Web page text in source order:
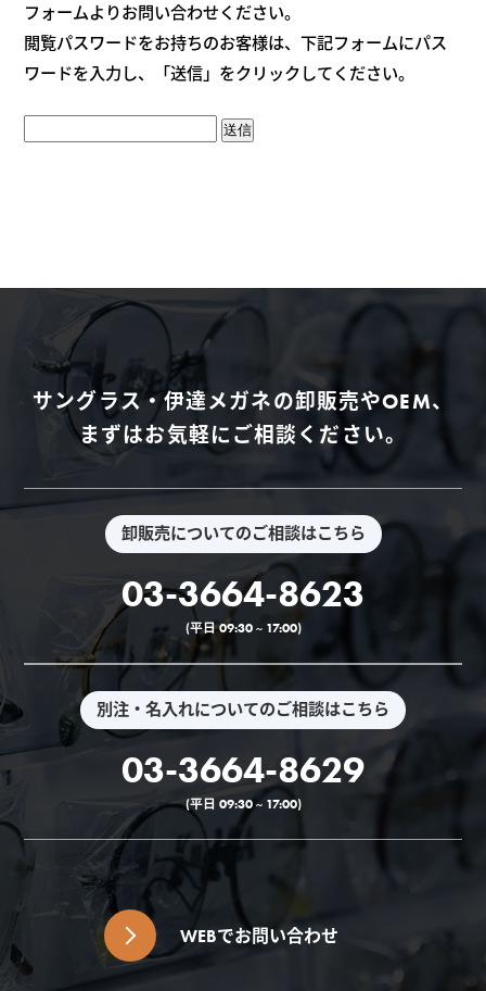
フォームよりお問い合わせください。
閲覧パスワードをお持ちのお客様は、下記フォームにパス
ワードを入力し、「送信」をクリックしてください。
送信
サングラス・伊達メガネの卸販売やOEM、
まずはお気軽にご相談ください。
卸販売についてのご相談はこちら
03-3664-8623
(平日 09:30 ~ 17:00)
別注・名入れについてのご相談はこちら
03-3664-8629
(平日 09:30 ~ 17:00)
WEBでお問い合わせ